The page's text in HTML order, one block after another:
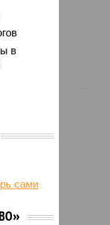
в
ж/д